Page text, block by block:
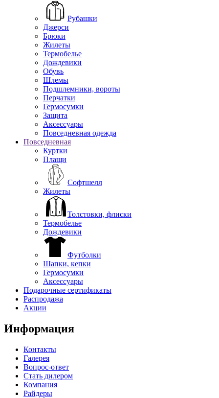
Рубашки
Джерси
Брюки
Жилеты
Термобелье
Дождевики
Обувь
Шлемы
Подшлемники, вороты
Перчатки
Гермосумки
Защита
Аксессуары
Повседневная одежда
Повседневная
Куртки
Плащи
Софтшелл
Жилеты
Толстовки, флиски
Термобелье
Дождевики
Футболки
Шапки, кепки
Гермосумки
Аксессуары
Подарочные сертификаты
Распродажа
Акции
Информация
Контакты
Галерея
Вопрос-ответ
Стать дилером
Компания
Райдеры